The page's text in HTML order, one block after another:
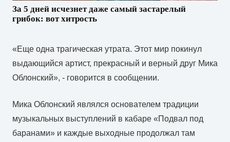
За 5 дней исчезнет даже самый застарелый
грибок: вот хитрость
«Еще одна трагическая утрата. Этот мир покинул
выдающийся артист, прекрасный и верный друг Мика
Облонский», - говорится в сообщении.
Мика Облонский являлся основателем традиции
музыкальных выступлений в кабаре «Подвал под
баранами» и каждые выходные продолжал там